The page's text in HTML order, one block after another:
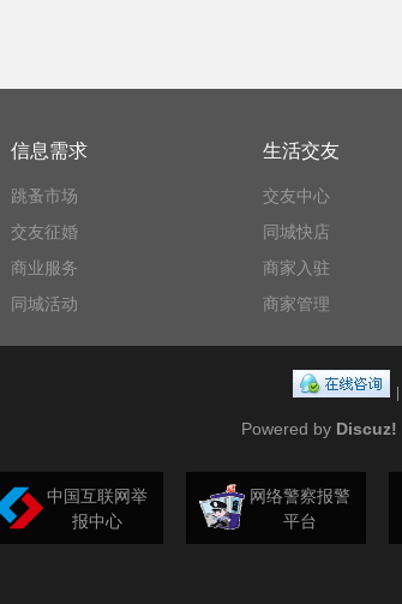
信息需求
跳蚤市场
交友征婚
商业服务
同城活动
生活交友
交友中心
同城快店
商家入驻
商家管理
Powered by Discuz!
中国互联网举
报中心
网络警察报警
平台